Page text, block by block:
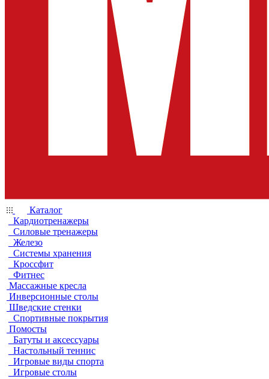
Каталог
Кардиотренажеры
Силовые тренажеры
Железо
Системы хранения
Кроссфит
Фитнес
Массажные кресла
Инверсионные столы
Шведские стенки
Спортивные покрытия
Помосты
Батуты и аксессуары
Настольный теннис
Игровые виды спорта
Игровые столы